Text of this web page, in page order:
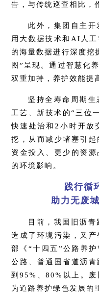
告，与传统巡查相比，
此外，集团自主开
用大数据技术和AI人
的海量数据进行深度挖
图”呈现。通过智慧化
双重加持，养护效能提
坚持全寿命周期
工艺、新技术的“三位
快速处治和2小时开放
挖，从而减少堵塞引
资金投入、更少的资
的环境影响。
践行循
助力无废
目前，我国旧沥
造成了环境污染，又
部《“十四五”公路养
公路、普通国省道沥
到95%、80%以上。
为道路养护绿色发展的